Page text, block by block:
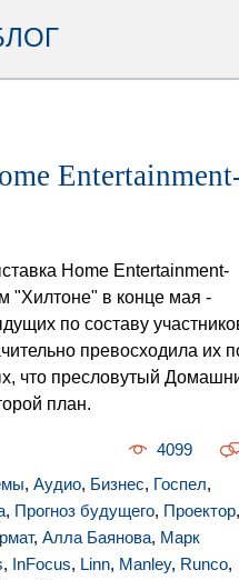
Home Entertainment-
"Хилтоне" в конце мая -
по составу
превосходила их
что пресловутый
план.
4099
, Аудио, Бизнес, Госпел,
, Прогноз будущего, Проектор,
, Алла Баянова, Марк
, InFocus, Linn, Manley, Runco,